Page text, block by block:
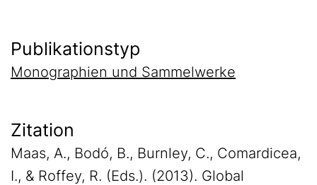
Publikationstyp
Monographien und Sammelwerke
Zitation
Maas, A., Bodó, B., Burnley, C., Comardicea,
I., & Roffey, R. (Eds.). (2013). Global